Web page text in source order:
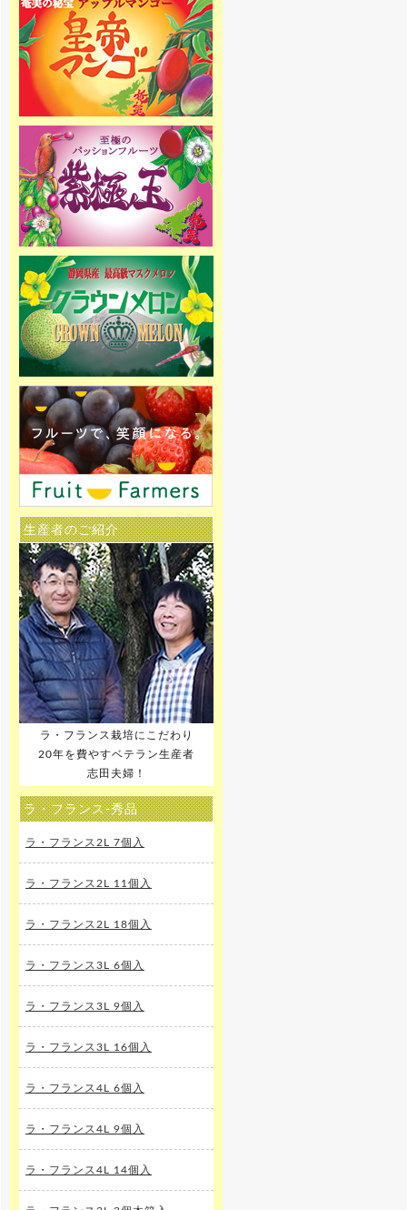
生産者のご紹介
ラ・フランス栽培にこだわり
20年を費やすベテラン生産者
志田夫婦！
ラ・フランス-秀品
ラ・フランス2L 7個入
ラ・フランス2L 11個入
ラ・フランス2L 18個入
ラ・フランス3L 6個入
ラ・フランス3L 9個入
ラ・フランス3L 16個入
ラ・フランス4L 6個入
ラ・フランス4L 9個入
ラ・フランス4L 14個入